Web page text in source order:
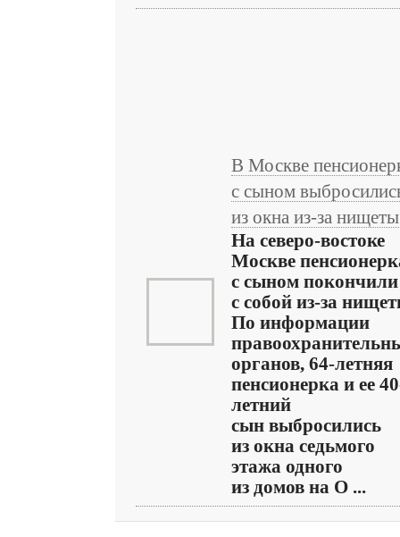
В Москве
с сыном
из окна из-за нищеты
На северо-востоке
Москве
с сыном покончили
с собой из-за
По информации
органов, 64-летняя
пенсионерка и ее
летний
сын выбросились
из окна седьмого
этажа одного
из домов на О ...